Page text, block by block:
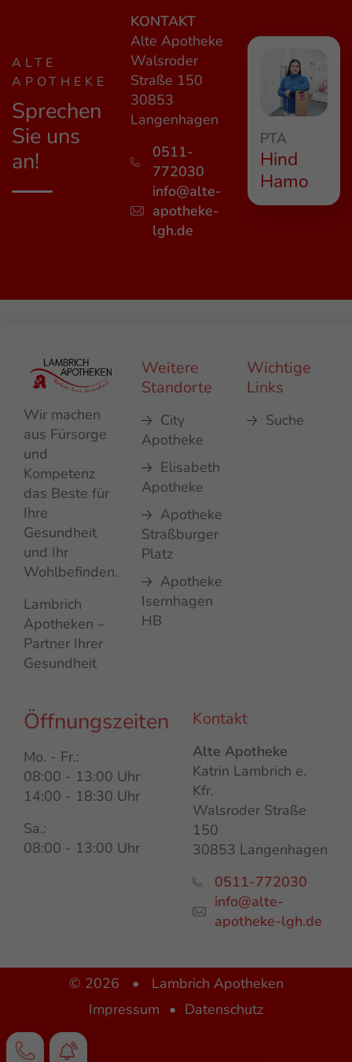
ALTE
APOTHEKE
Sprechen
Sie uns
an!
KONTAKT
Alte Apotheke
Walsroder
Straße 150
30853
Langenhagen
0511-
772030
info@alte-
apotheke-
lgh.de
PTA
Hind
Hamo
Wir machen
aus Fürsorge
und
Kompetenz
das Beste für
Ihre
Gesundheit
und Ihr
Wohlbefinden.
Lambrich
Apotheken –
Partner Ihrer
Gesundheit
Weitere
Standorte
City
Apotheke
Elisabeth
Apotheke
Apotheke
Straßburger
Platz
Apotheke
Isernhagen
HB
Wichtige
Links
Suche
Öffnungszeiten
Mo. - Fr.:
08:00 - 13:00 Uhr
14:00 - 18:30 Uhr
Sa.:
08:00 - 13:00 Uhr
Kontakt
Alte Apotheke
Katrin Lambrich e.
Kfr.
Walsroder Straße
150
30853 Langenhagen
0511-772030
info@alte-
apotheke-lgh.de
© 2026 •
Lambrich Apotheken
Impressum
Datenschutz